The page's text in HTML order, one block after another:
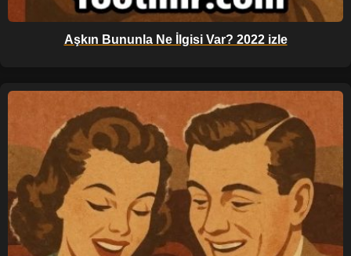
Aşkın Bununla Ne İlgisi Var? 2022 izle